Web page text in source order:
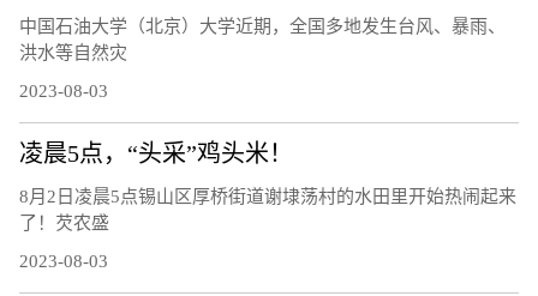
中国石油大学（北京）大学近期，全国多地发生台风、暴雨、
洪水等自然灾
2023-08-03
凌晨5点，“头采”鸡头米！
8月2日凌晨5点锡山区厚桥街道谢埭荡村的水田里开始热闹起来
了！芡农盛
2023-08-03